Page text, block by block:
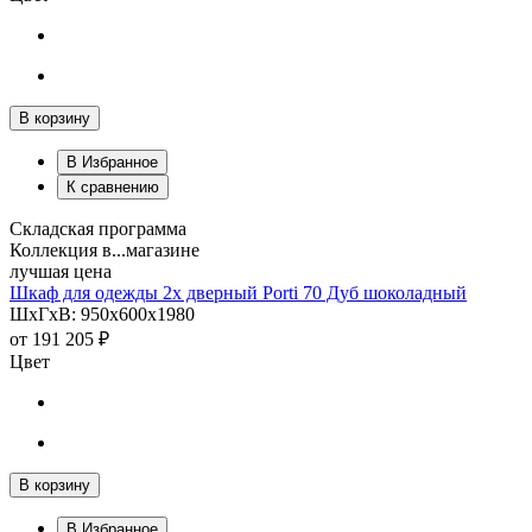
В корзину
В Избранное
К сравнению
Складская программа
Коллекция в...магазине
лучшая цена
Шкаф для одежды 2х дверный Porti 70 Дуб шоколадный
ШхГхВ: 950х600х1980
от 191 205 ₽
Цвет
В корзину